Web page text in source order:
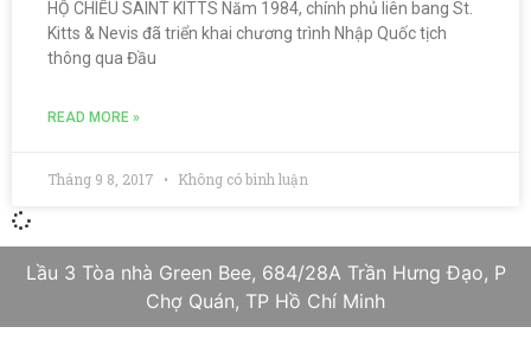
HỘ CHIẾU SAINT KITTS Năm 1984, chính phủ liên bang St.
Kitts & Nevis đã triển khai chương trình Nhập Quốc tịch
thông qua Đầu
READ MORE »
Tháng 9 8, 2017 Không có bình luận
Lầu 3 Tòa nhà Green Bee, 684/28A Trần Hưng Đạo, P
Chợ Quán, TP Hồ Chí Minh